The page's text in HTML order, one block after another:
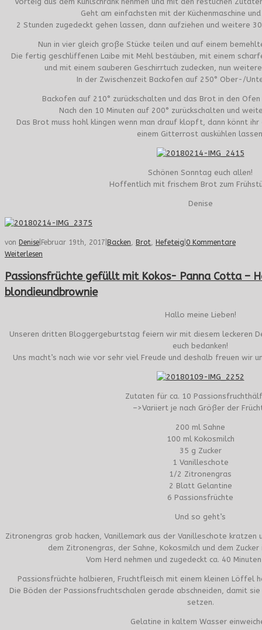
Geht am einfachsten mit der Küchenmaschine
2 Stunden zugedeckt gehen lassen, dann aufziehen und weitere
Nun in vier gleich große Stücke teilen und auf einem
Die fertig geschliffenen Laibe mit Mehl bestäuben, mit einem
und mit einem sauberen Geschirrtuch zudecken, nun
In der Zwischenzeit Backofen auf 250° Ober-/
Backofen auf 210° zurückschalten und das Brot in den
Nach den 10 Minuten auf 200° zurückschalten und
Das Brot muss hohl klingen wenn man drauf klopft, dann könnt ihr
einem Gitterrost auskühlen
Schönen Sonntag euch allen!
Hoffentlich mit frischem Brot zum
Denise
von Denise Februar 19th, 2017 Backen Brot Hefeteig 0 Kommentare
Weiterlesen
Passionsfrüchte gefüllt mit Kokos- Panna Cotta –
blondieundbrownie
Hallo meine Lieben!
Unseren dritten Bloggergeburtstag feiern wir mit diesem leckeren
euch bedanken!
Uns macht’s nach wie vor sehr viel Freude und deshalb freuen wir
Zutaten für ca. 10
–>Variiert je nach Größer der
200 ml Sahne
100 ml Kokosmilch
35 g Zucker
1 Vanilleschote
1/2 Zitronengras
2 Blatt Gelantine
6 Passionsfrüchte
Und so geht’s
Zitronengras grob hacken, Vanillemark aus der Vanilleschote kratzen
dem Zitronengras, der Sahne, Kokosmilch und dem
Vom Herd nehmen und zugedeckt ca. 40
Passionsfrüchte halbieren, Fruchtfleisch mit einem kleinen Löffel
Die Böden der Passionsfruchtschalen gerade abschneiden, damit
setzen.
Gelatine in kaltem Wasser